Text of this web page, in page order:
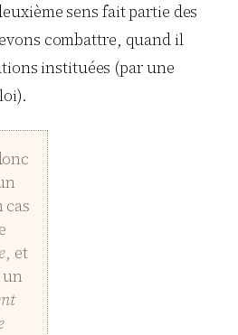
sens fait partie des
combattre, quand il
instituées (par une
, et
un